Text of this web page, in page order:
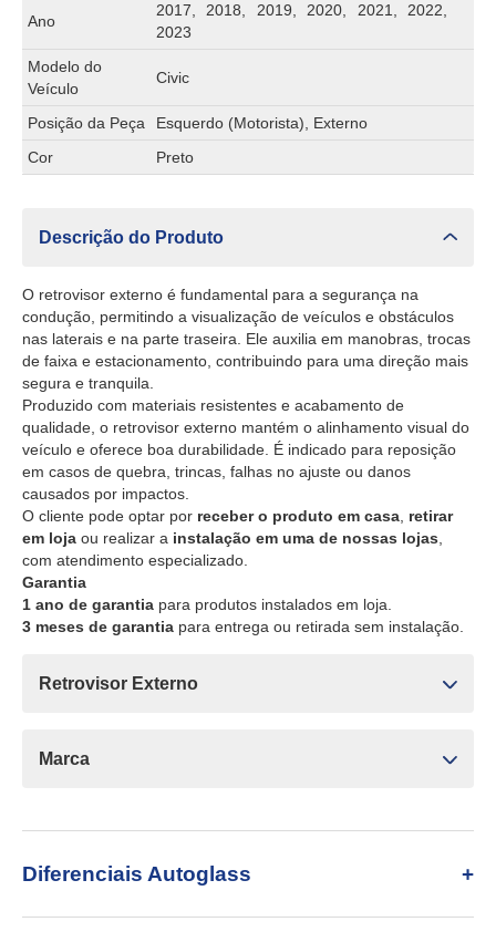
Ano
2017, 2018, 2019, 2020, 2021, 2022,
2023
Modelo do
Veículo
Civic
Posição da Peça
Esquerdo (Motorista), Externo
Cor
Preto
Descrição do Produto
O retrovisor externo é fundamental para a segurança na
condução, permitindo a visualização de veículos e obstáculos
nas laterais e na parte traseira. Ele auxilia em manobras, trocas
de faixa e estacionamento, contribuindo para uma direção mais
segura e tranquila.
Produzido com materiais resistentes e acabamento de
qualidade, o retrovisor externo mantém o alinhamento visual do
veículo e oferece boa durabilidade. É indicado para reposição
em casos de quebra, trincas, falhas no ajuste ou danos
causados por impactos.
O cliente pode optar por receber o produto em casa retirar
em loja ou realizar a instalação em uma de nossas lojas
com atendimento especializado.
Garantia
1 ano de garantia para produtos instalados em loja.
3 meses de garantia para entrega ou retirada sem instalação.
Retrovisor Externo
Marca
Diferenciais Autoglass